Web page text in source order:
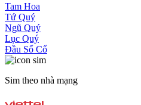
Tam Hoa
Tứ Quý
Ngũ Quý
Lục Quý
Đầu Số Cổ
Sim theo nhà mạng